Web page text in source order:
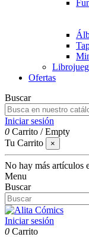
Ofertas
Buscar
Iniciar sesión
0 Carrito /Empty
Tu Carrito
×
No hay más artículos
Menu
Buscar
Iniciar sesión
0 Carrito